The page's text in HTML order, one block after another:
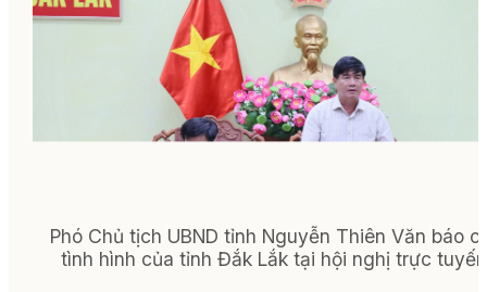
Phó Chủ tịch UBND tỉnh Nguyễn Thiên Văn báo
tình hình của tỉnh Đắk Lắk tại hội nghị trực